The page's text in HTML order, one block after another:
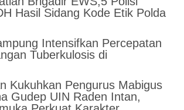
Hasil Sidang Kode Etik Polda
Intensifkan Percepatan
Tuberkulosis di
Kukuhkan Pengurus Mabigus
Gudep UIN Raden Intan,